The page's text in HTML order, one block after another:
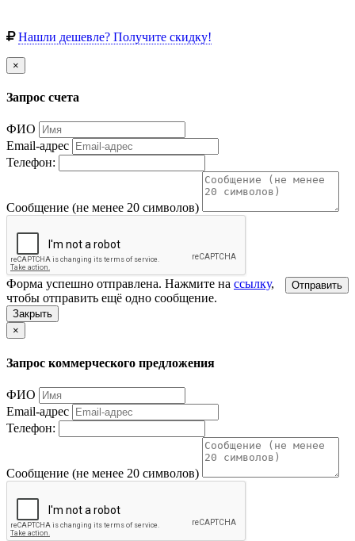
Нашли дешевле? Получите скидку!
×
Запрос счета
ФИО
Email-адрес
Телефон:
Сообщение (не менее 20 символов)
Отправить
Форма успешно отправлена. Нажмите на ссылку,
чтобы отправить ещё одно сообщение.
Закрыть
×
Запрос коммерческого предложения
ФИО
Email-адрес
Телефон:
Сообщение (не менее 20 символов)